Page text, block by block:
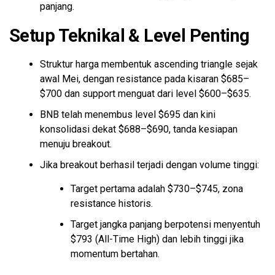
panjang.
Setup Teknikal & Level Penting
Struktur harga membentuk ascending triangle sejak
awal Mei, dengan resistance pada kisaran $685–
$700 dan support menguat dari level $600–$635.
BNB telah menembus level $695 dan kini
konsolidasi dekat $688–$690, tanda kesiapan
menuju breakout.
Jika breakout berhasil terjadi dengan volume tinggi:
Target pertama adalah $730–$745, zona
resistance historis.
Target jangka panjang berpotensi menyentuh
$793 (All-Time High) dan lebih tinggi jika
momentum bertahan.